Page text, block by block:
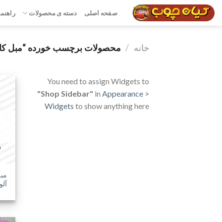
پرش
صفحه اصلی دسته ی محصولات
خانه / محصولات برچسب خورده “مبل
You need to assign Widgets to
"Shop Sidebar" in Appearance >
Widgets to show anything here